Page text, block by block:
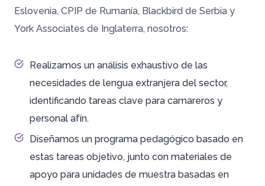
Eslovenia, CPIP de Rumanía, Blackbird de Serbia y
York Associates de Inglaterra, nosotros:
Realizamos un análisis exhaustivo de las
necesidades de lengua extranjera del sector,
identificando tareas clave para camareros y
personal afín.
Diseñamos un programa pedagógico basado en
estas tareas objetivo, junto con materiales de
apoyo para unidades de muestra basadas en